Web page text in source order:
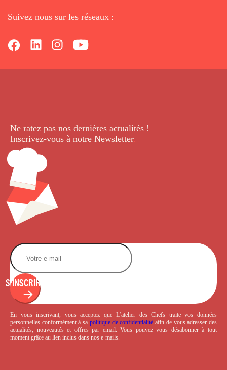
Suivez nous sur les réseaux :
Ne ratez pas nos dernières actualités !
Inscrivez-vous à notre Newsletter.
S'INSCRIRE
En vous inscrivant, vous acceptez que L’atelier des Chefs traite vos données
personnelles conformément à sa politique de confidentialité afin de vous adresser des
actualités, nouveautés et offres par email. Vous pouvez vous désabonner à tout
moment grâce au lien inclus dans nos e-mails.